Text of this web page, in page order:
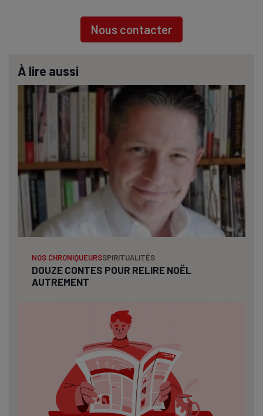
Nous contacter
À lire aussi
NOS CHRONIQUEURSSPIRITUALITÉS
DOUZE CONTES POUR RELIRE NOËL
AUTREMENT